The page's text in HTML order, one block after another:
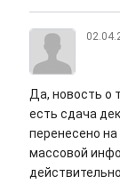
Да, новость о
есть сдача
перенесено
массовой